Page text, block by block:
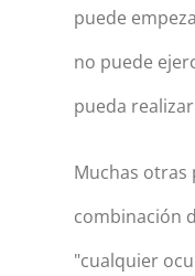
puede
no puede
pueda
Muchas otras
combinación
"cualquier